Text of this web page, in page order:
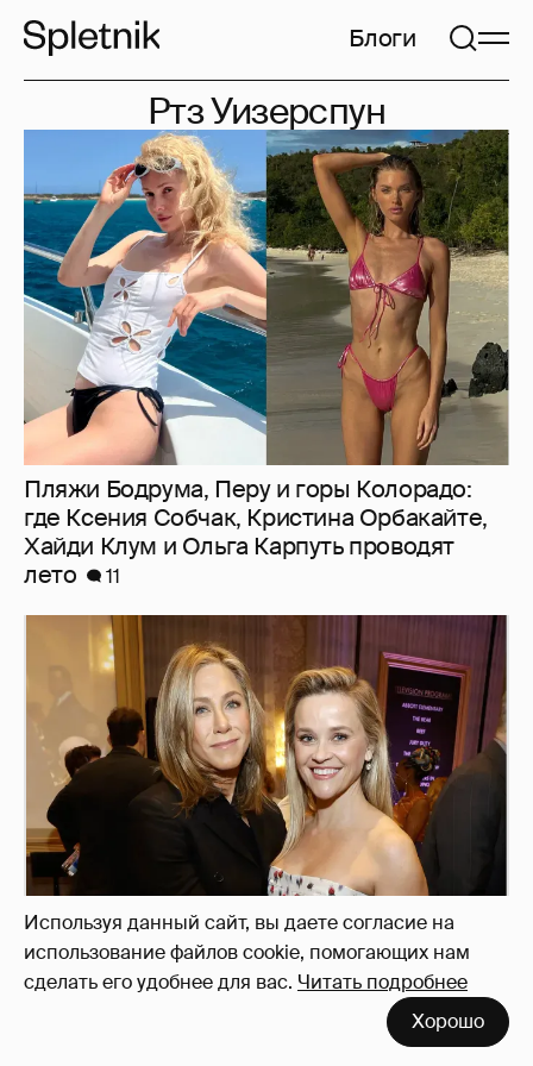
Используя данный сайт, вы даете согласие на
использование файлов cookie, помогающих нам
сделать его удобнее для вас. Читать подробнее
Хорошо
Блоги
Ртз Уизерспун
Пляжи Бодрума, Перу и горы Колорадо:
где Ксения Собчак, Кристина Орбакайте,
Хайди Клум и Ольга Карпуть проводят
лето
11
Натали Портман, Дженнифер Энистон, Риз
Уизерспун, Селена Гомес на ужине в честь